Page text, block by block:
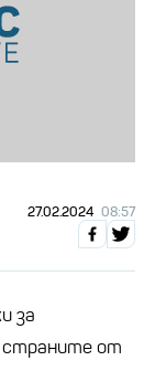
27.02.2024 08:57
за
страните от